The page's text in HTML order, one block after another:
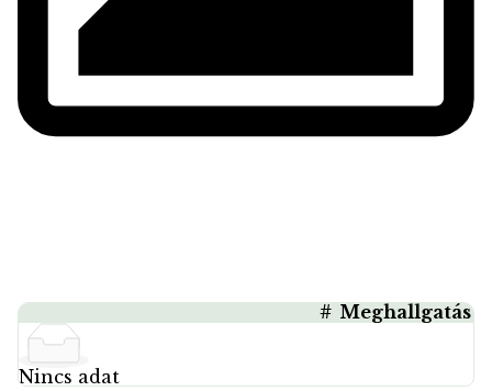
# Meghallgatás
Nincs adat